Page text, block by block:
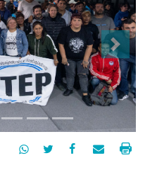
Next
   